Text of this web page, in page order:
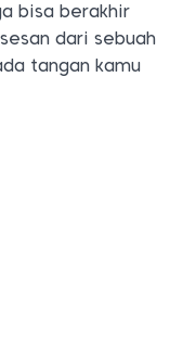
bisa berakhir
dari sebuah
tangan kamu